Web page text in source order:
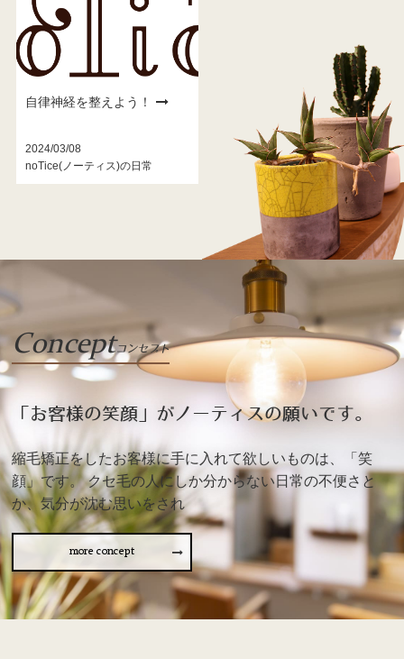
自律神経を整えよう！
2024/03/08
noTice(ノーティス)の日常
Conceptコンセプト
「お客様の笑顔」がノーティスの願いです。
縮毛矯正をしたお客様に手に入れて欲しいものは、「笑
顔」です。 クセ毛の人にしか分からない日常の不便さと
か、気分が沈む思いをされ
more concept